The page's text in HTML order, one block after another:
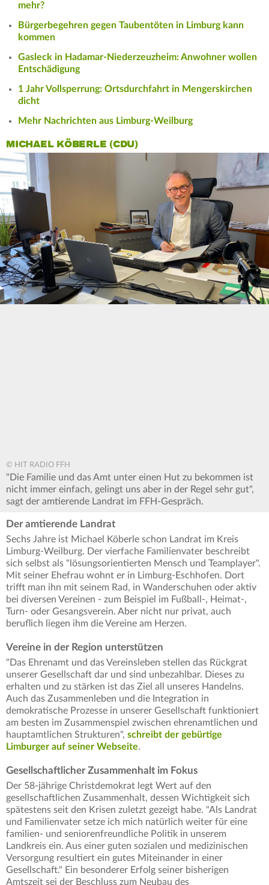
mehr?
Bürgerbegehren gegen Taubentöten in Limburg kann
kommen
Gasleck in Hadamar-Niederzeuzheim: Anwohner wollen
Entschädigung
1 Jahr Vollsperrung: Ortsdurchfahrt in Mengerskirchen
dicht
Mehr Nachrichten aus Limburg-Weilburg
MICHAEL KÖBERLE (CDU)
© HIT RADIO FFH
"Die Familie und das Amt unter einen Hut zu bekommen ist
nicht immer einfach, gelingt uns aber in der Regel sehr gut",
sagt der amtierende Landrat im FFH-Gespräch.
Der amtierende Landrat
Sechs Jahre ist Michael Köberle schon Landrat im Kreis
Limburg-Weilburg. Der vierfache Familienvater beschreibt
sich selbst als "lösungsorientierten Mensch und Teamplayer".
Mit seiner Ehefrau wohnt er in Limburg-Eschhofen. Dort
trifft man ihn mit seinem Rad, in Wanderschuhen oder aktiv
bei diversen Vereinen - zum Beispiel im Fußball-, Heimat-,
Turn- oder Gesangsverein. Aber nicht nur privat, auch
beruflich liegen ihm die Vereine am Herzen.
Vereine in der Region unterstützen
"Das Ehrenamt und das Vereinsleben stellen das Rückgrat
unserer Gesellschaft dar und sind unbezahlbar. Dieses zu
erhalten und zu stärken ist das Ziel all unseres Handelns.
Auch das Zusammenleben und die Integration in
demokratische Prozesse in unserer Gesellschaft funktioniert
am besten im Zusammenspiel zwischen ehrenamtlichen und
hauptamtlichen Strukturen", schreibt der gebürtige
Limburger auf seiner Webseite.
Gesellschaftlicher Zusammenhalt im Fokus
Der 58-jährige Christdemokrat legt Wert auf den
gesellschaftlichen Zusammenhalt, dessen Wichtigkeit sich
spätestens seit den Krisen zuletzt gezeigt habe. "Als Landrat
und Familienvater setze ich mich natürlich weiter für eine
familien- und seniorenfreundliche Politik in unserem
Landkreis ein. Aus einer guten sozialen und medizinischen
Versorgung resultiert ein gutes Miteinander in einer
Gesellschaft." Ein besonderer Erfolg seiner bisherigen
Amtszeit sei der Beschluss zum Neubau des